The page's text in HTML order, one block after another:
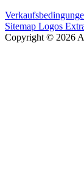
Sitemap Logos
Copyright © 2026